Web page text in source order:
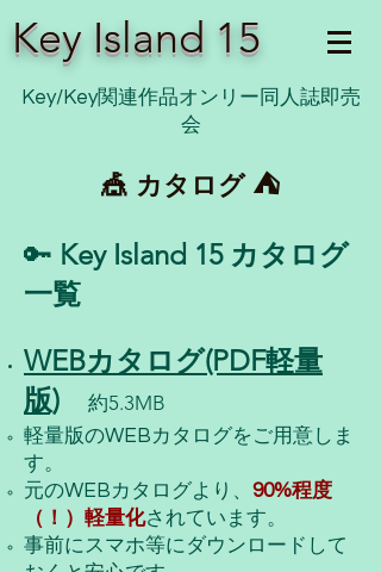
Key Island 15
Key/Key関連作品オンリー同人誌即売
会
🎪 カタログ⛺
🔑 Key Island 15 カタログ
一覧
WEBカタログ(PDF軽量
版)​
約5.3MB
軽量版のWEBカタログをご用意しま
す。
元のWEBカタログより、 90%程度
（！）軽量化されています。
事前にスマホ等にダウンロードして